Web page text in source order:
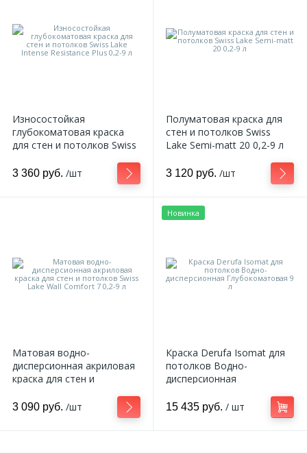
Износостойкая
глубокоматовая краска
для стен и потолков Swiss
Plus 0,2-9 л
3 360 руб. /шт
Полуматовая краска для
стен и потолков Swiss
Lake Semi-matt 20 0,2-9 л
3 120 руб. /шт
Матовая водно-
дисперсионная акриловая
краска для стен и
Comfort 7 0,2-9 л
3 090 руб. /шт
Новинка
Краска Derufa Isomat для
потолков Водно-
дисперсионная
15 435 руб. / шт